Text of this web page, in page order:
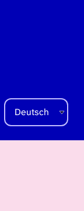
Sprache auswählen